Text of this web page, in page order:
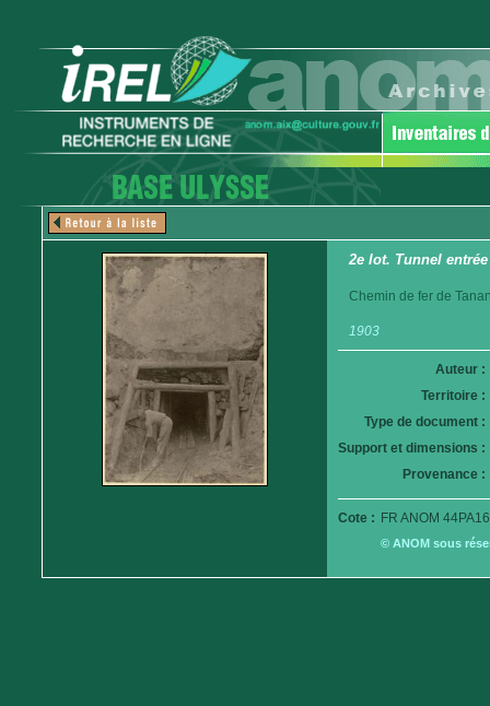
2e lot. Tunnel
Chemin de fer de
1903
Auteur :
Territoire :
Type de document :
Support et dimensions :
Provenance :
Cote : FR ANOM
© ANOM sous